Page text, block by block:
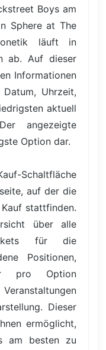
Boys am
Sphere at The
läuft in
ab. Auf dieser
Informationen
Uhrzeit,
aktuell
angezeigte
Option dar.
Schaltfläche
auf der die
stattfinden.
über alle
für die
Positionen,
pro Option
Dieser
ermöglicht,
am besten zu